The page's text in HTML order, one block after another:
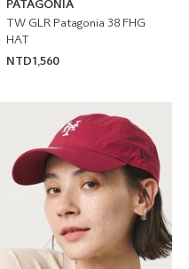
PATAGONIA
TW GLR Patagonia 38 FHG
HAT
NTD1,560